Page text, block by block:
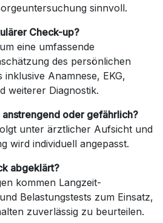
sinnvoll.
Check-up?
eine umfassende
des persönlichen
Anamnese, EKG,
weiterer Diagnostik.
anstrengend oder gefährlich?
unter ärztlicher Aufsicht und
wird individuell angepasst.
abgeklärt?
kommen Langzeit-
Belastungstests zum Einsatz,
zuverlässig zu beurteilen.